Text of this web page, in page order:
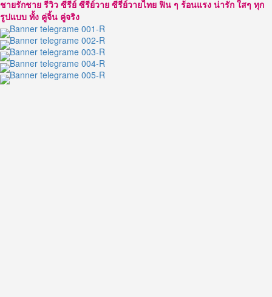
Up
Man
of
The
Year
2023
ณ
ชายรักชาย รีวิว ซีรีย์ ซีรีย์วาย ซีรี่ย์วายไทย ฟิน ๆ ร้อนแรง น่ารัก ใสๆ ทุก
รูปแบบ ทั้ง คู่จิ้น คู่จริง